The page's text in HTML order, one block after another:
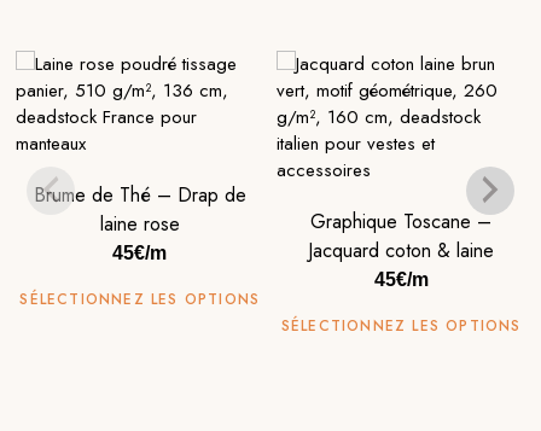
Brume de Thé – Drap de
laine rose
45€/m
SÉLECTIONNEZ LES OPTIONS
Graphique Toscane –
Jacquard coton & laine
45€/m
SÉLECTIONNEZ LES OPTIONS